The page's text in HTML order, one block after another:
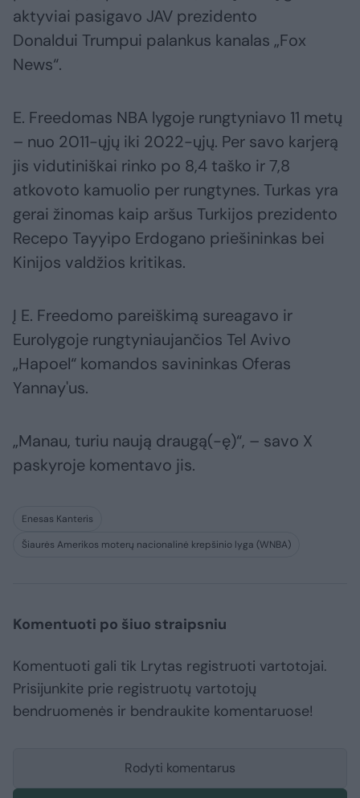
aktyviai pasigavo JAV prezidento
Donaldui Trumpui palankus kanalas „Fox
News“.
E. Freedomas NBA lygoje rungtyniavo 11 metų
– nuo 2011-ųjų iki 2022-ųjų. Per savo karjerą
jis vidutiniškai rinko po 8,4 taško ir 7,8
atkovoto kamuolio per rungtynes. Turkas yra
gerai žinomas kaip aršus Turkijos prezidento
Recepo Tayyipo Erdogano priešininkas bei
Kinijos valdžios kritikas.
Į E. Freedomo pareiškimą sureagavo ir
Eurolygoje rungtyniaujančios Tel Avivo
„Hapoel“ komandos savininkas Oferas
Yannay'us.
„Manau, turiu naują draugą(-ę)“, – savo X
paskyroje komentavo jis.
Enesas Kanteris
Šiaurės Amerikos moterų nacionalinė krepšinio lyga (WNBA)
Komentuoti po šiuo straipsniu
Komentuoti gali tik Lrytas registruoti vartotojai.
Prisijunkite prie registruotų vartotojų
bendruomenės ir bendraukite komentaruose!
Rodyti komentarus